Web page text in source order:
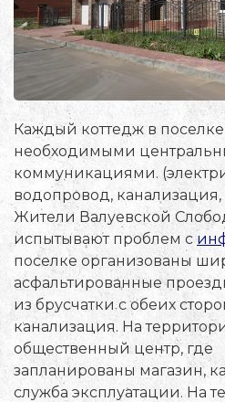
Каждый коттедж в
необходимыми
коммуникациями.
водопровод, канализация,
Жители Валуевской
испытывают проблем с
поселке организованы
асфальтированные
из брусчатки с обеих
канализация. На
общественный центр, где
запланированы магазин,
служба эксплуатации. На